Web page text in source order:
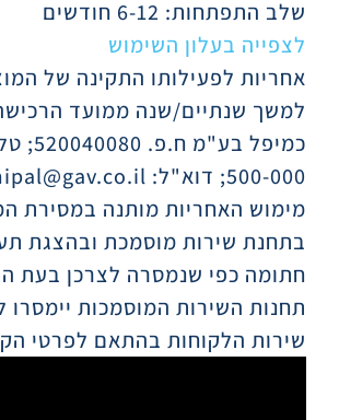
שלב התפתחות: 6-12 חודשים
לצפייה בעלון השימוש
אחריות לפעילותו התקינה של
למשך שנתיים/שנה ממועד
500-000; דוא"ל: infochemipal@gav.co.il.
מימוש האחריות מותנה במסירת
בתחנת שירות מוסמכת ובהצגת
חתומה כפי שנמסרה לצרכן בעת
תחנות השירות המוסמכות יימסרו
שירות הלקוחות בהתאם לפרטי